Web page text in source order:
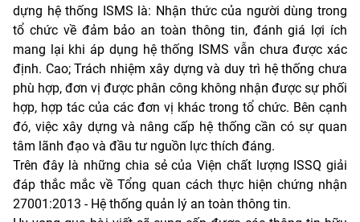
dựng hệ thống ISMS là: Nhận thức của người dùng trong
tổ chức về đảm bảo an toàn thông tin, đánh giá lợi ích
mang lại khi áp dụng hệ thống ISMS vẫn chưa được xác
định. Cao; Trách nhiệm xây dựng và duy trì hệ thống chưa
phù hợp, đơn vị được phân công không nhận được sự phối
hợp, hợp tác của các đơn vị khác trong tổ chức. Bên cạnh
đó, việc xây dựng và nâng cấp hệ thống cần có sự quan
tâm lãnh đạo và đầu tư nguồn lực thích đáng.
Trên đây là những chia sẻ của Viện chất lượng ISSQ giải
đáp thắc mắc về Tổng quan cách thực hiện chứng nhận
27001:2013 - Hệ thống quản lý an toàn thông tin.